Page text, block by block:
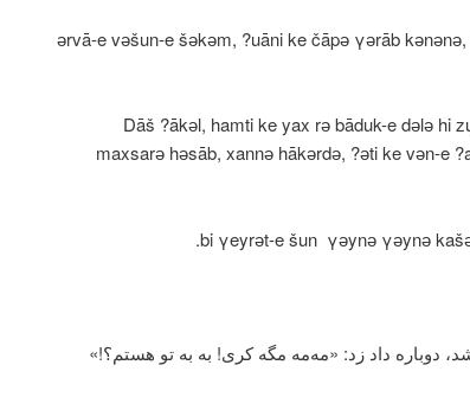
?әrvā-e vәšun-e šәkәm, ?uāni ke čāpә γәrāb
Dāš ?ākәl, hamti ke yax rә bāduk-e dәlә hi
maxsarә hәsāb, xannә hākәrdә, ?әti ke vәn-e
bi γeyrәt-e šun γәynә γәynә
دوباره داد زد: «مه‌مه مگه کری! به به تو هستم؟!»